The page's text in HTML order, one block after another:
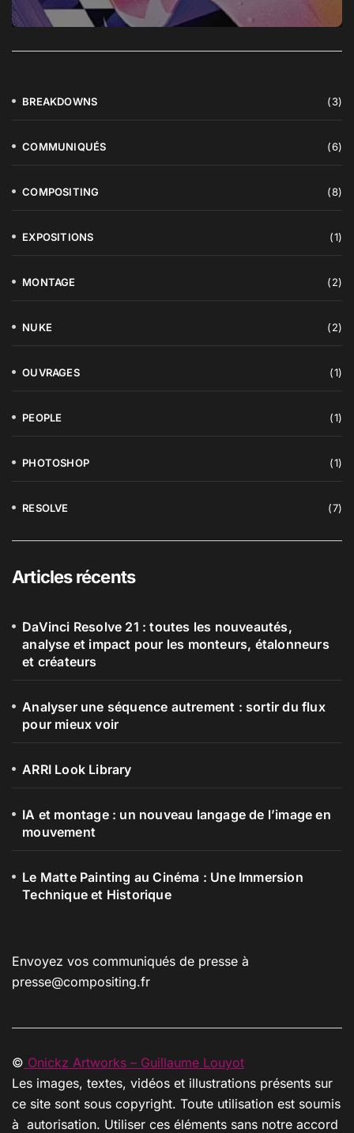
BREAKDOWNS (3)
COMMUNIQUÉS (6)
COMPOSITING (8)
EXPOSITIONS (1)
MONTAGE (2)
NUKE (2)
OUVRAGES (1)
PEOPLE (1)
PHOTOSHOP (1)
RESOLVE (7)
Articles récents
DaVinci Resolve 21 : toutes les nouveautés,
analyse et impact pour les monteurs, étalonneurs
et créateurs
Analyser une séquence autrement : sortir du flux
pour mieux voir
ARRI Look Library
IA et montage : un nouveau langage de l’image en
mouvement
Le Matte Painting au Cinéma : Une Immersion
Technique et Historique
Envoyez vos communiqués de presse à
presse@compositing.fr
© Onickz Artworks – Guillaume Louyot
Les images, textes, vidéos et illustrations présents sur
ce site sont sous copyright. Toute utilisation est soumis
à autorisation. Utiliser ces éléments sans notre accord